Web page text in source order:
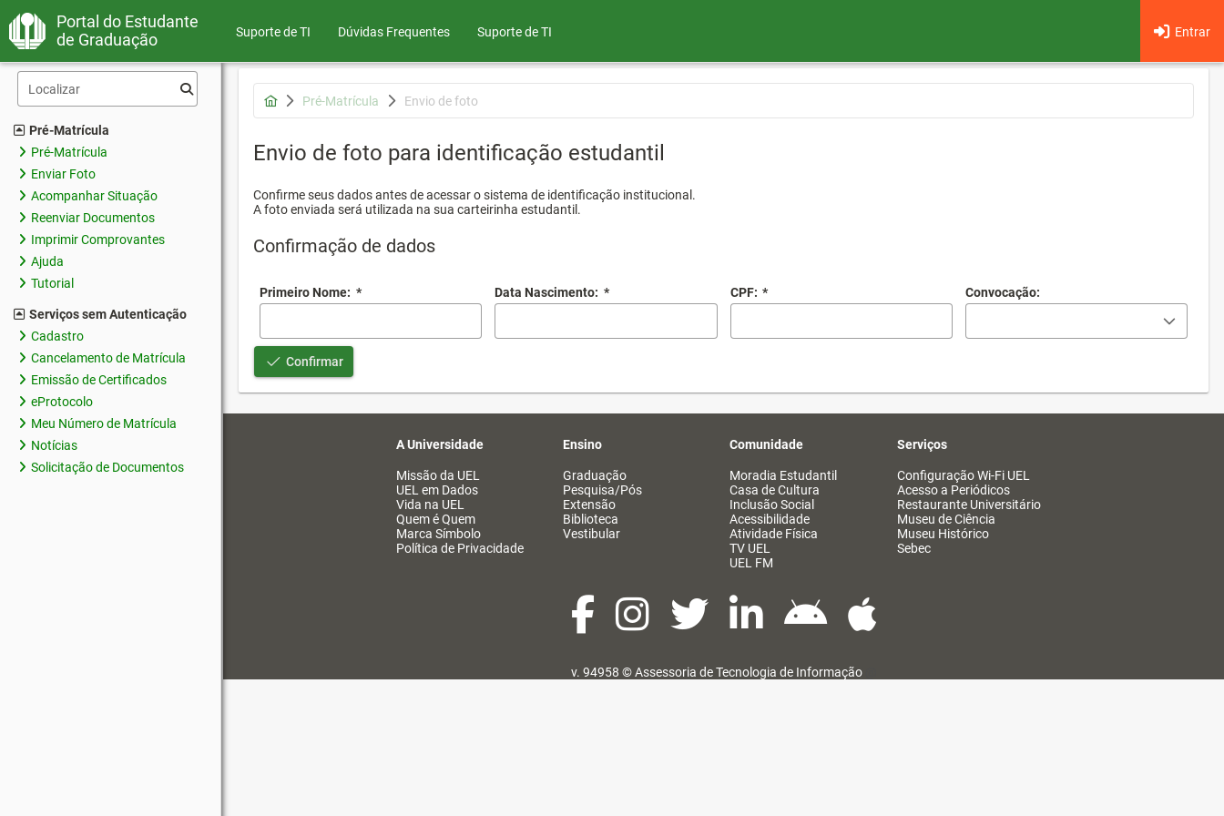
Portal do Estudante
de Graduação
Suporte de TI Dúvidas Frequentes Entrar
Suporte de TI
Pré-Matrícula
Pré-Matrícula
Enviar Foto
Acompanhar Situação
Reenviar Documentos
Imprimir Comprovantes
Ajuda
Tutorial
Serviços sem Autenticação
Cadastro
Cancelamento de Matrícula
Emissão de Certificados
eProtocolo
Meu Número de Matrícula
Notícias
Solicitação de Documentos
Pré-Matrícula Envio de foto
Envio de foto para identificação estudantil
Confirme seus dados antes de acessar o sistema de identificação institucional.
A foto enviada será utilizada na sua carteirinha estudantil.
Confirmação de dados
Primeiro Nome: * Data Nascimento: * CPF: * Convocação:
Confirmar
A Universidade
Missão da UEL
UEL em Dados
Vida na UEL
Quem é Quem
Marca Símbolo
Política de Privacidade
Ensino
Graduação
Pesquisa/Pós
Extensão
Biblioteca
Vestibular
Comunidade
Moradia Estudantil
Casa de Cultura
Inclusão Social
Acessibilidade
Atividade Física
TV UEL
UEL FM
Serviços
Configuração Wi-Fi UEL
Acesso a Periódicos
Restaurante Universitário
Museu de Ciência
Museu Histórico
Sebec
v. 94958 ©Assessoria de Tecnologia de Informação